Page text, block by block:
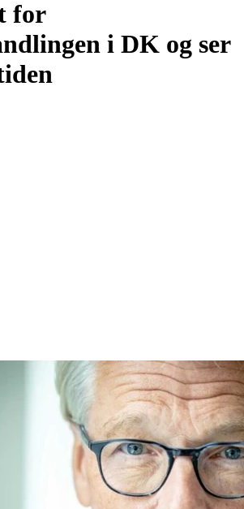
for
i DK og ser